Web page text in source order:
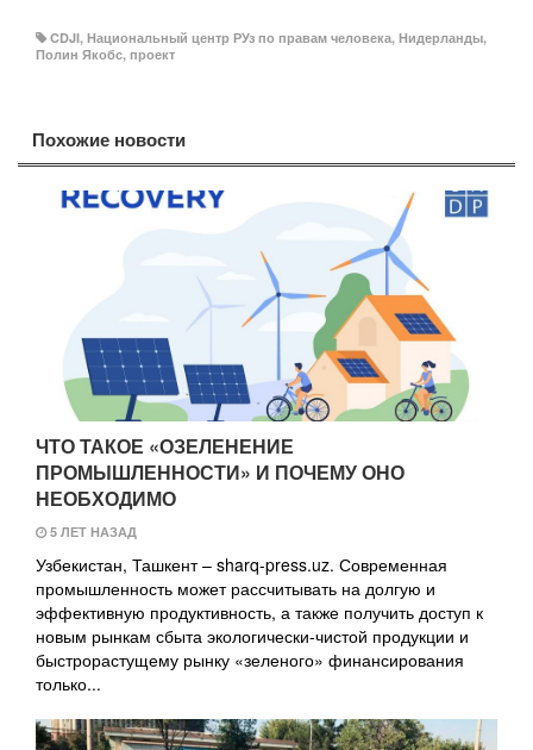
CDJI, Национальный центр РУз по правам человека, Нидерланды,
Полин Якобс, проект
Похожие новости
ЧТО ТАКОЕ «ОЗЕЛЕНЕНИЕ
ПРОМЫШЛЕННОСТИ» И ПОЧЕМУ ОНО
НЕОБХОДИМО
5 ЛЕТ НАЗАД
Узбекистан, Ташкент – sharq-press.uz. Современная
промышленность может рассчитывать на долгую и
эффективную продуктивность, а также получить доступ к
новым рынкам сбыта экологически-чистой продукции и
быстрорастущему рынку «зеленого» финансирования
только...